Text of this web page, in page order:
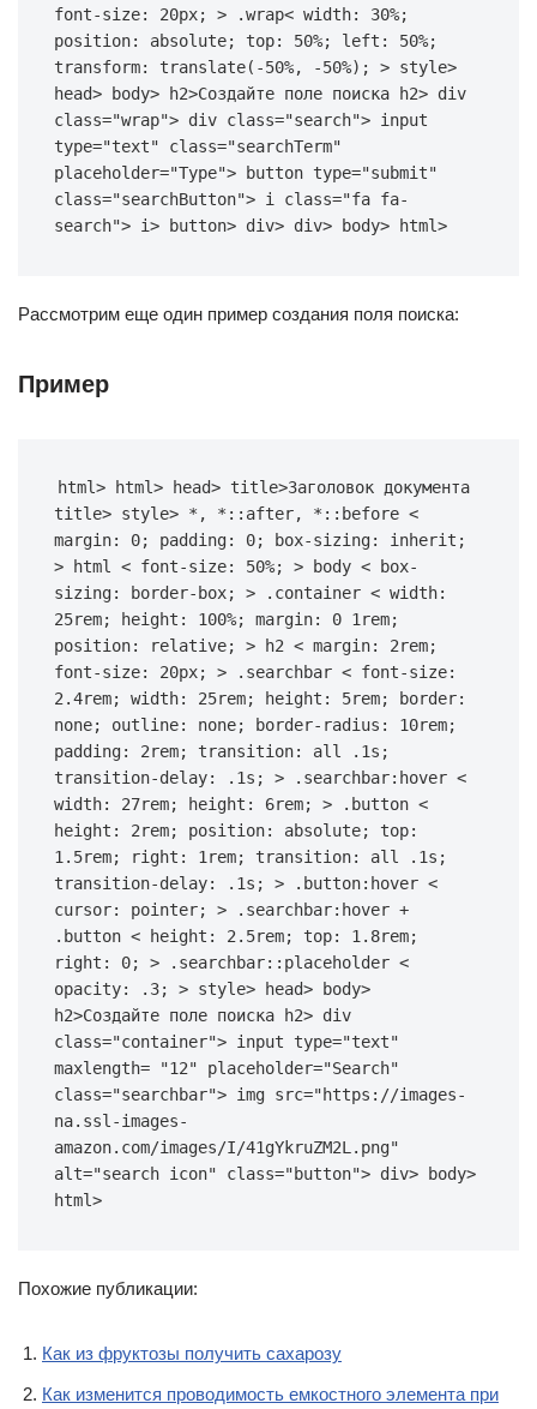
font-size: 20px; > .wrap< width: 30%
position: absolute; top: 50%; left : 50%
transform: translate(-50%, -50%); > style>
head>
body> h2>Создайте поле поиска h2> div
class="wrap"> div class="search"> input
type="text" class="searchTerm"
placeholder="Type"> button type="submit"
class="searchButton"> i class="fa fa-
search"> i> button> div> div> body> html>
Рассмотрим еще один пример создания поля поиска:
Пример
html> html> head> title>Заголовок документа
title> style> *, * ::after, * ::before
margin: 0; padding: 0; box-sizing: inherit;
>
html < font-size: 50%; > body <
box-
sizing: border-box; > .container < width
25rem; height : 100%; margin: 0 1rem
position: relative; > h2 < margin: 2rem
font-size: 20px; > .searchbar < font-size
2.4rem; width: 25rem; height : 5rem; border:
none; outline: none; border-radius : 10rem
padding: 2rem; transition: all . 1s
transition-delay: . 1s ; > .searchbar:hover
width: 27rem; height : 6rem; > .button
height : 2rem; position: absolute; top
1.5rem; right : 1rem; transition: all . 1s
transition-delay: . 1s ; > .button:hover
cursor: pointer; > .searchbar:hover
.button < height : 2.5rem; top: 1.8rem
right : 0; > .searchbar::placeholder
opacity: . 3; > style> head> body
h2>Создайте поле поиска h2> div
class="container"> input type="text"
maxlength= "12" placeholder="Search"
class="searchbar"> img src="https://images-
na.ssl-images-
amazon.com/images/I/41gYkruZM2L.png"
alt="search icon" class="button"> div> body>
html>
Похожие публикации:
Как из фруктозы получить сахарозу
Как изменится проводимость емкостного элемента при